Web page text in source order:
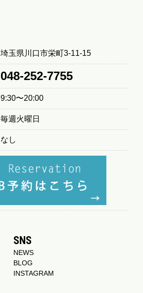
埼玉県川口市栄町3-11-15
048-252-7755
9:30〜20:00
毎週火曜日
なし
SNS
NEWS
BLOG
INSTAGRAM